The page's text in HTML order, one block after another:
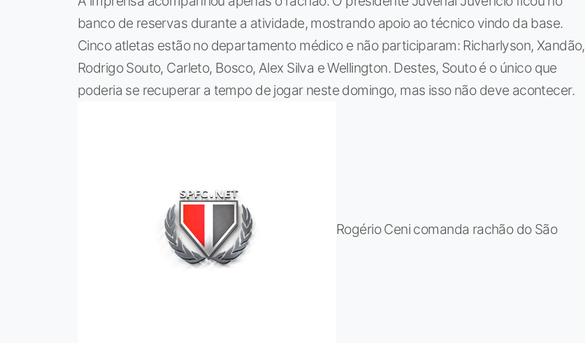
banco de reservas durante a atividade, mostrando apoio ao técnico vindo da base.
Cinco atletas estão no departamento médico e não participaram: Richarlyson, Xandão,
Rodrigo Souto, Carleto, Bosco, Alex Silva e Wellington. Destes, Souto é o único que
poderia se recuperar a tempo de jogar neste domingo, mas isso não deve acontecer.
Rogério Ceni comanda rachão do São